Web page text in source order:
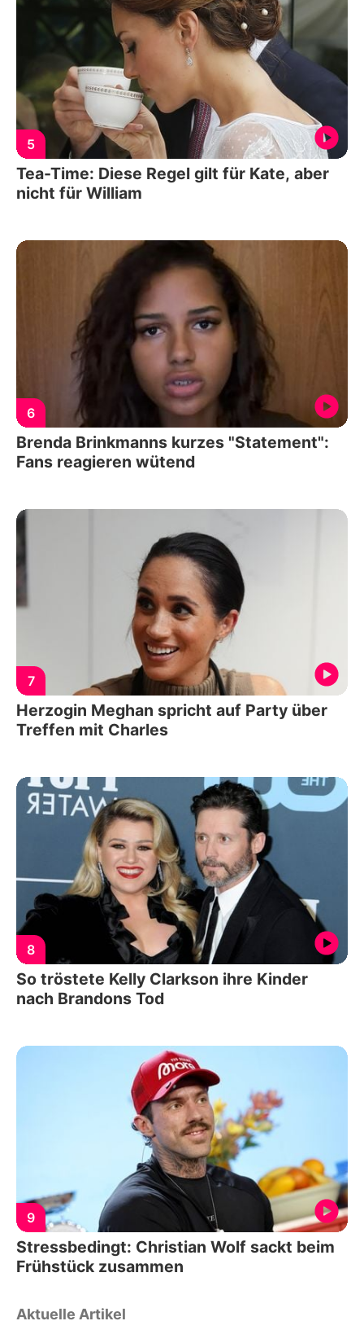
5
Tea-Time: Diese Regel gilt für Kate, aber
nicht für William
6
Brenda Brinkmanns kurzes "Statement":
Fans reagieren wütend
7
Herzogin Meghan spricht auf Party über
Treffen mit Charles
8
So tröstete Kelly Clarkson ihre Kinder
nach Brandons Tod
9
Stressbedingt: Christian Wolf sackt beim
Frühstück zusammen
Aktuelle Artikel